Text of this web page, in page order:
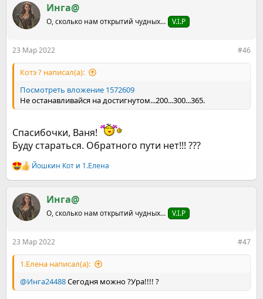
к
ц
и
Инга@
О, сколько нам открытий чудных… V.I.P
23 Мар 2022 #46
Котэ ? написал(а):
Посмотреть вложение 1572609
Не останавливайся на достигнутом...200...300...365.
Спасибочки, Ваня!
Буду стараться. Обратного пути нет!!! ???
Р
е
к
ц
и
Йошкин Кот и 1.Елена
Инга@
О, сколько нам открытий чудных… V.I.P
23 Мар 2022 #47
1.Елена написал(а):
@Инга24488Сегодня можно ?Ура!!!! ?